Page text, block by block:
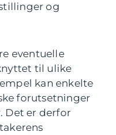
og
eventuelle
til ulike
kan enkelte
forutsetninger
Det er derfor